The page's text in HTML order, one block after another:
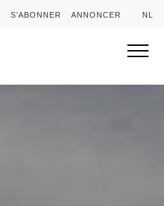
S’ABONNER ANNONCER NL